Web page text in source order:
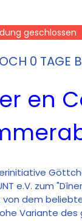
geschlossen
0 TAGE
en
e.V. zum
von dem
Variante des